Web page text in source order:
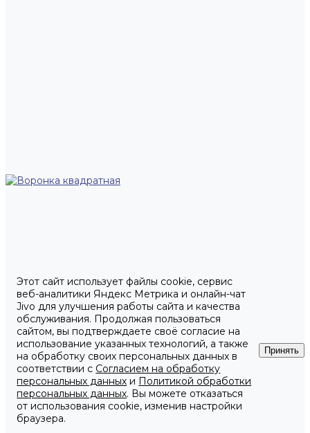
Этот сайт использует файлы cookie, сервис
веб-аналитики Яндекс Метрика и онлайн-чат
Jivo для улучшения работы сайта и качества
обслуживания. Продолжая пользоваться
сайтом, вы подтверждаете своё согласие на
использование указанных технологий, а также
на обработку своих персональных данных в
соответствии с Согласием на обработку
персональных данных и Политикой обработки
персональных данных. Вы можете отказаться
от использования cookie, изменив настройки
браузера.
Принять